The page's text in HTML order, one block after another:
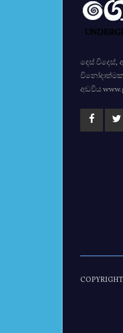
දෙස් විදෙස්,
අඩවිය